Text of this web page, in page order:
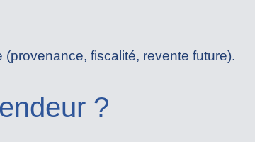
fiscalité, revente future).
?